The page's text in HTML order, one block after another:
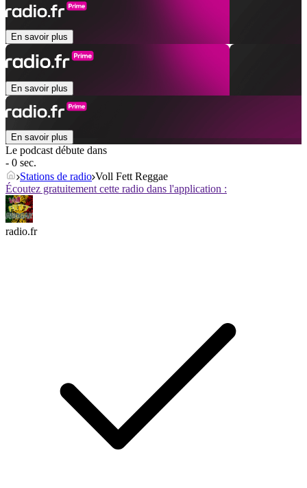
En savoir plus
En savoir plus
En savoir plus
Le podcast débute dans
- 0 sec.
Stations de radio Voll Fett Reggae
Écoutez gratuitement cette radio dans l'application :
radio.fr